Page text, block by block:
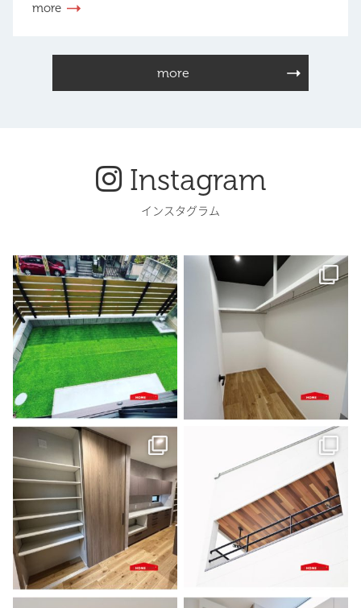
more
more
Instagram
インスタグラム